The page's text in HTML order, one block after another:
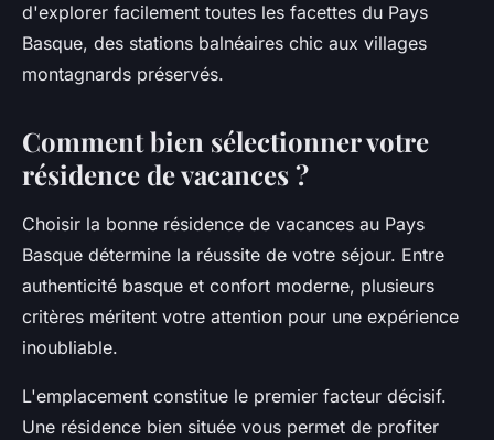
d'explorer facilement toutes les facettes du Pays
Basque, des stations balnéaires chic aux villages
montagnards préservés.
Comment bien sélectionner votre
résidence de vacances ?
Choisir la bonne résidence de vacances au Pays
Basque détermine la réussite de votre séjour. Entre
authenticité basque et confort moderne, plusieurs
critères méritent votre attention pour une expérience
inoubliable.
L'emplacement constitue le premier facteur décisif.
Une résidence bien située vous permet de profiter